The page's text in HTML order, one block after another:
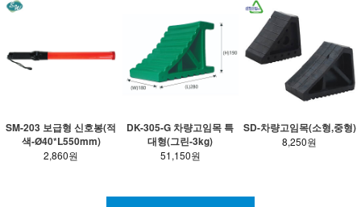
SM-203 보급형 신호봉(적
색-Ø40*L550mm)
2,860원
DK-305-G 차량고임목 특
대형(그린-3kg)
51,150원
SD-차량고임목(소형,중형)
8,250원